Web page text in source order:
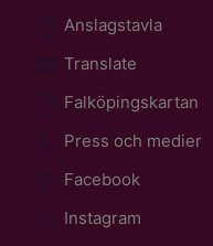
Anslagstavla
Translate
Falköpingskartan
Press och medier
Facebook
Instagram